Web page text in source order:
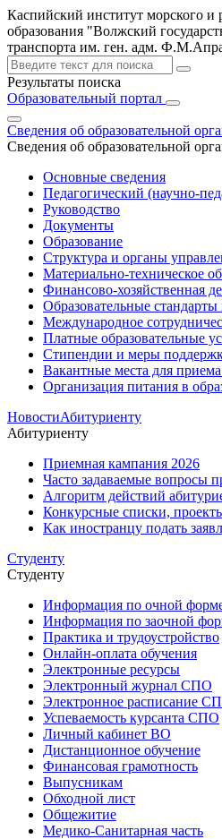
Каспийский институт морского и
образования "Волжский
транспорта им. ген. адм.
Результаты поиска
Образовательный портал
Сведения об образовательной
Сведения об образовательной
Основные сведения
Педагогический (научно-
Руководство
Документы
Образование
Структура и органы
Материально-техническое
Финансово-хозяйственная
Образовательные стандарты
Международное
Платные образовательные
Стипендии и меры
Вакантные места для
Организация питания в
НовостиАбитуриенту
Абитуриенту
Приемная кампания 2026
Часто задаваемые вопросы
Алгоритм действий
Конкурсные списки,
Как иностранцу подать
Студенту
Студенту
Информация по очной
Информация по заочной
Практика и трудоустройство
Онлайн-оплата обучения
Электронные ресурсы
Электронный журнал СПО
Электронное расписание
Успеваемость курсанта СПО
Личный кабинет ВО
Дистанционное обучение
Финансовая грамотность
Выпусникам
Обходной лист
Общежитие
Медико-Санитарная часть